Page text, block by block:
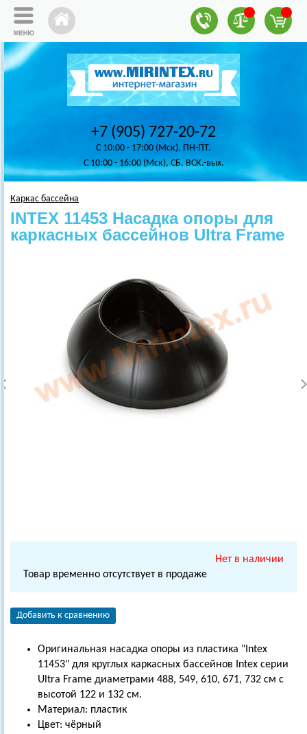
+7 (905) 727-20-72
C 10:00 - 17:00 (Мск), ПН-ПТ.
C 10:00 - 16:00 (Мск), СБ, ВСК.-вых.
Каркас бассейна
INTEX 11453 Насадка опоры для
каркасных бассейнов Ultra Frame
Нет в наличии
Товар временно отсутствует в продаже
Добавить к сравнению
Оригинальная насадка опоры из пластика "Intex
11453" для круглых каркасных бассейнов Intex серии
Ultra Frame диаметрами 488, 549, 610, 671, 732 см с
высотой 122 и 132 см.
Материал: пластик
Цвет: чёрный